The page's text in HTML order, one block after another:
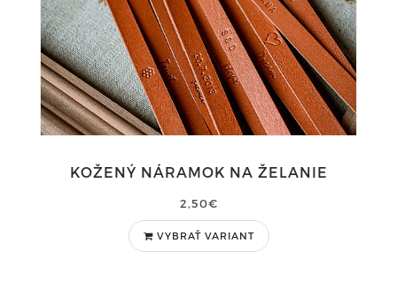
KOŽENÝ NÁRAMOK NA ŽELANIE
2,50€
VYBRAŤ VARIANT